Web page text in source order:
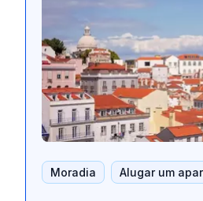
Moradia Alugar um